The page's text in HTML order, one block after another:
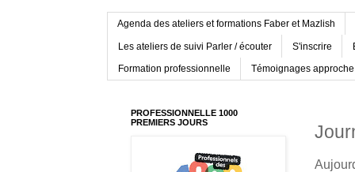
Agenda des ateliers et formations Faber et Mazlish
Les ateliers de suivi Parler / écouter S'inscrire
Formation professionnelle Témoignages
PROFESSIONNELLE 1000
PREMIERS JOURS